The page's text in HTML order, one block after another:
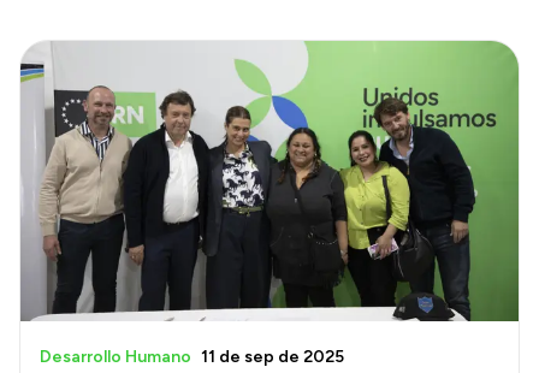
Transparencia
Presupuesto
Boletín Oficial
Compras y licitaciones
Consulta de expedientes
Consulta de pago a proveedores
Convocatorias
Intranet
Desarrollo Humano 11 de sep de 2025